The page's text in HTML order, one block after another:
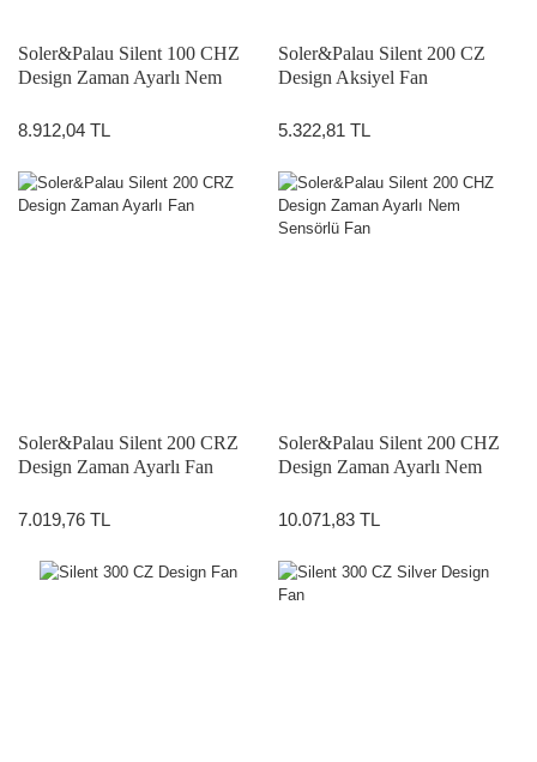
Soler&Palau Silent 100 CHZ
Design Zaman Ayarlı Nem
8.912,04 TL
Soler&Palau Silent 200 CZ
Design Aksiyel Fan
5.322,81 TL
Soler&Palau Silent 200 CRZ
Design Zaman Ayarlı Fan
7.019,76 TL
Soler&Palau Silent 200 CHZ
Design Zaman Ayarlı Nem
10.071,83 TL